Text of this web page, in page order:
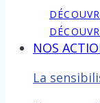
NOS
La